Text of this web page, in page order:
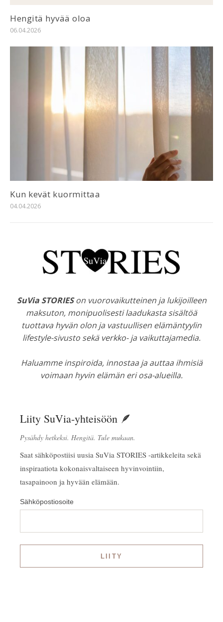
Hengitä hyvää oloa
06.04.2026
Kun kevät kuormittaa
04.04.2026
SuVia STORIESon vuorovaikutteinen ja lukijoilleen
maksuton, monipuolisesti laadukasta sisältöä
tuottava hyvän olon ja vastuullisen elämäntyylin
lifestyle-sivusto sekä verkko- ja vaikuttajamedia.
Haluamme inspiroida, innostaa ja auttaa ihmisiä
voimaan hyvin elämän eri osa-alueilla.
Liity SuVia-yhteisöön 🪶
Pysähdy hetkeksi. Hengitä. Tule mukaan.
Saat sähköpostiisi uusia SuVia STORIES -artikkeleita sekä
inspiraatiota kokonaisvaltaiseen hyvinvointiin,
tasapainoon ja hyvään elämään.
Sähköpostiosoite